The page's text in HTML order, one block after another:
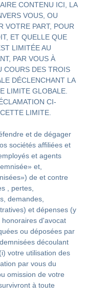
CONTENU ICI, LA
VOUS, OU
VOTRE PART, POUR
ET QUELLE QUE
LIMITÉE AU
PAR VOUS À
COURS DES TROIS
DÉCLENCHANT LA
LIMITE GLOBALE.
CI-
LIMITE.
et de dégager
sociétés affiliées et
et agents
et,
de et contre
, pertes,
demandes,
et dépenses (y
d'avocat
ou déposées par
découlant
votre utilisation des
par vous du
omission de votre
à toute